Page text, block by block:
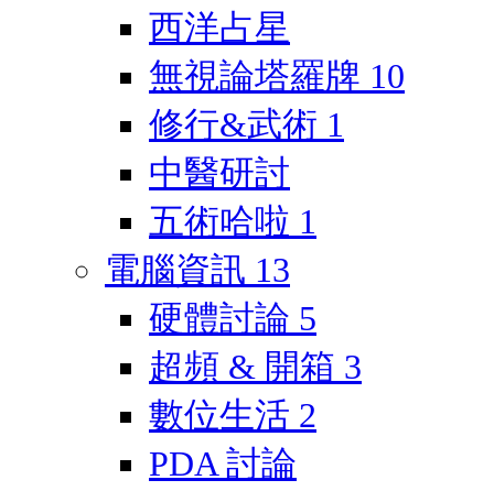
西洋占星
無視論塔羅牌 10
修行&武術 1
中醫研討
五術哈啦 1
電腦資訊 13
硬體討論 5
超頻 & 開箱 3
數位生活 2
PDA 討論